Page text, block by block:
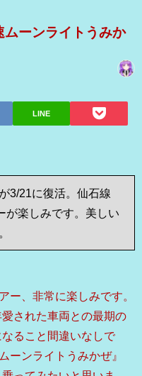
ーンライトうみか
LINE
3/21に復活。仙石線
が楽しみです。美しい
ー、非常に楽しみです。
された車両との最期の
ること間違いなしで
ーンライトうみかぜ』